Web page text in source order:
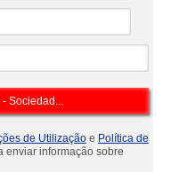
de Utilização e Política de
enviar informação sobre